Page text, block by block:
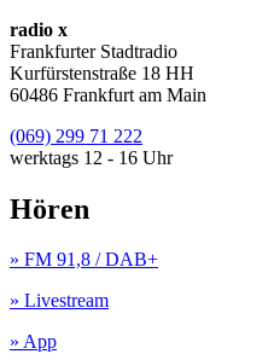
radio x
Frankfurter Stadtradio
Kurfürstenstraße 18 HH
60486 Frankfurt am Main
(069) 299 71 222
werktags 12 - 16 Uhr
Hören
» FM 91,8 / DAB+
» Livestream
» App